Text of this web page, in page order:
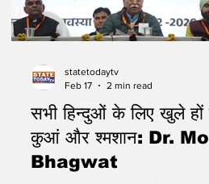
सभी हिन्दुओं के लिए खुले हों
कुआं और श्मशान: Dr.
Bhagwat
statetodaytv
Feb 17
2 min read